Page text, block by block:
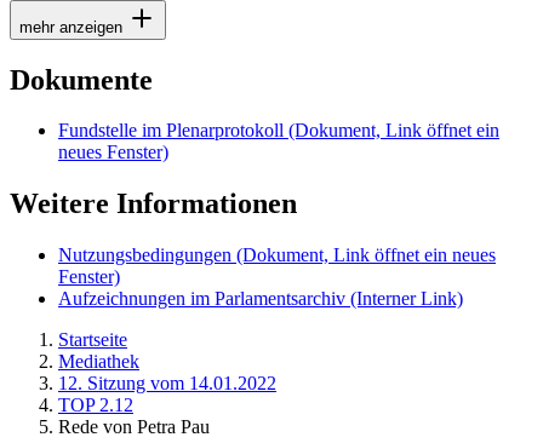
mehr anzeigen
Dokumente
Fundstelle im Plenarprotokoll (Dokument, Link öffnet ein
neues Fenster)
Weitere Informationen
Nutzungsbedingungen (Dokument, Link öffnet ein neues
Fenster)
Aufzeichnungen im Parlamentsarchiv (Interner Link)
Startseite
Mediathek
12. Sitzung vom 14.01.2022
TOP 2.12
Rede von Petra Pau